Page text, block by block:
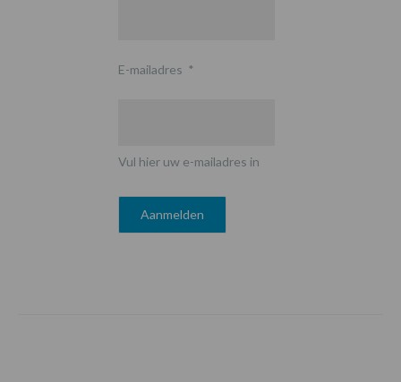
E-mailadres *
Vul hier uw e-mailadres in